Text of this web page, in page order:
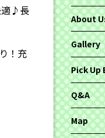
適♪長
！充
About
Gallery
Pick Up
Q&A
Map